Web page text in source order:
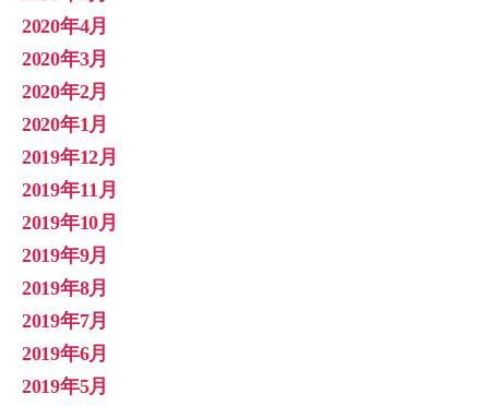
2020年4月
2020年3月
2020年2月
2020年1月
2019年12月
2019年11月
2019年10月
2019年9月
2019年8月
2019年7月
2019年6月
2019年5月